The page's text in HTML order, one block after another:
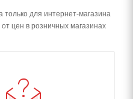
только для интернет-магазина
цен в розничных магазинах